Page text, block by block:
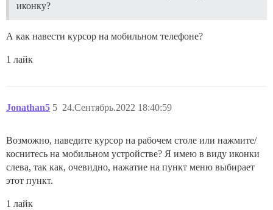
иконку?
А как навести курсор на мобильном телефоне?
1 лайк
Jonathan5 24.Сентябрь.2022 18:40:59
5
Возможно, наведите курсор на рабочем столе или нажмите/
коснитесь на мобильном устройстве? Я имею в виду иконки
слева, так как, очевидно, нажатие на пункт меню выбирает
этот пункт.
1 лайк